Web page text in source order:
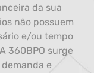
da sua
não possuem
e/ou tempo
360BPO surge
e